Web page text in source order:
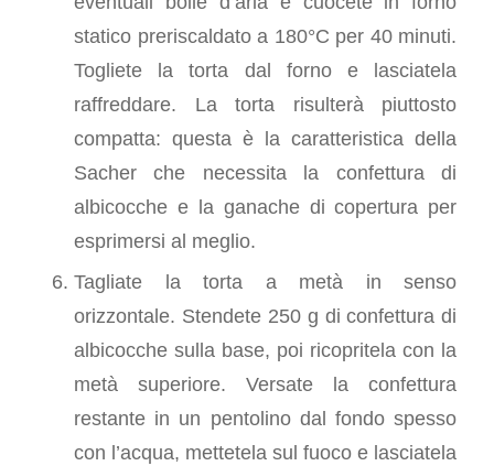
statico preriscaldato a 180°C per 40 minuti.
Togliete la torta dal forno e lasciatela
raffreddare. La torta risulterà piuttosto
compatta: questa è la caratteristica della
Sacher che necessita la confettura di
albicocche e la ganache di copertura per
esprimersi al meglio.
Tagliate la torta a metà in senso
orizzontale. Stendete 250 g di confettura di
albicocche sulla base, poi ricopritela con la
metà superiore. Versate la confettura
restante in un pentolino dal fondo spesso
con l’acqua, mettetela sul fuoco e lasciatela